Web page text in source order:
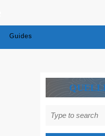
Guides
for: